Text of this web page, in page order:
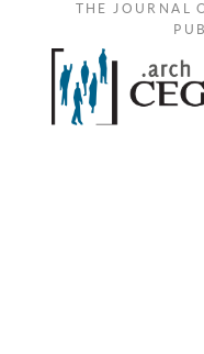
THE JOURNAL